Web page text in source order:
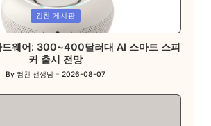
컴친 게시판
웨어: 300~400달러대 AI 스마트 스피
커 출시 전망
Posted
By 컴친 선생님 2026-08-07